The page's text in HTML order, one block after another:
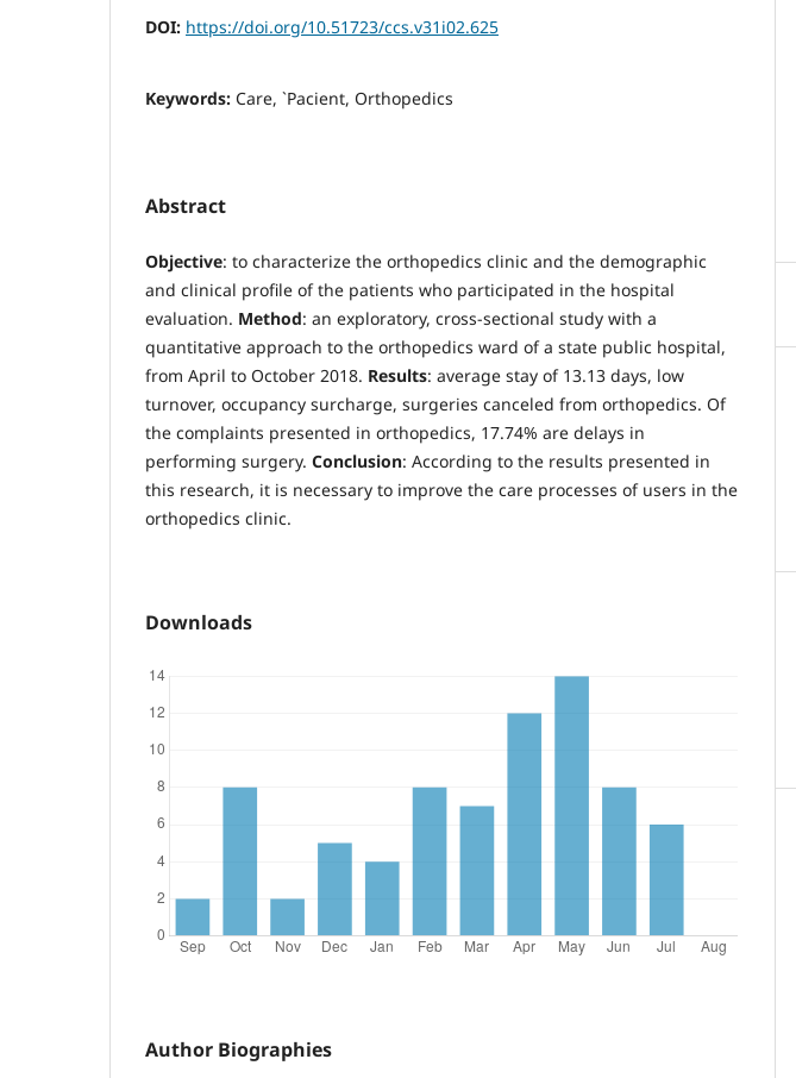
DOI: https://doi.org/10.51723/ccs.v31i02.625
Keywords: Care, `Pacient, Orthopedics
Abstract
Objective: to characterize the orthopedics clinic and the demographic
and clinical profile of the patients who participated in the hospital
evaluation. Method: an exploratory, cross-sectional study with a
quantitative approach to the orthopedics ward of a state public hospital,
from April to October 2018. Results: average stay of 13.13 days, low
turnover, occupancy surcharge, surgeries canceled from orthopedics. Of
the complaints presented in orthopedics, 17.74% are delays in
performing surgery. Conclusion: According to the results presented in
this research, it is necessary to improve the care processes of users in the
orthopedics clinic.
Downloads
Author Biographies